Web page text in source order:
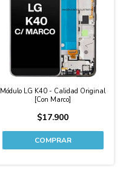
Módulo LG K40 - Calidad Original
[Con Marco]
$17.900